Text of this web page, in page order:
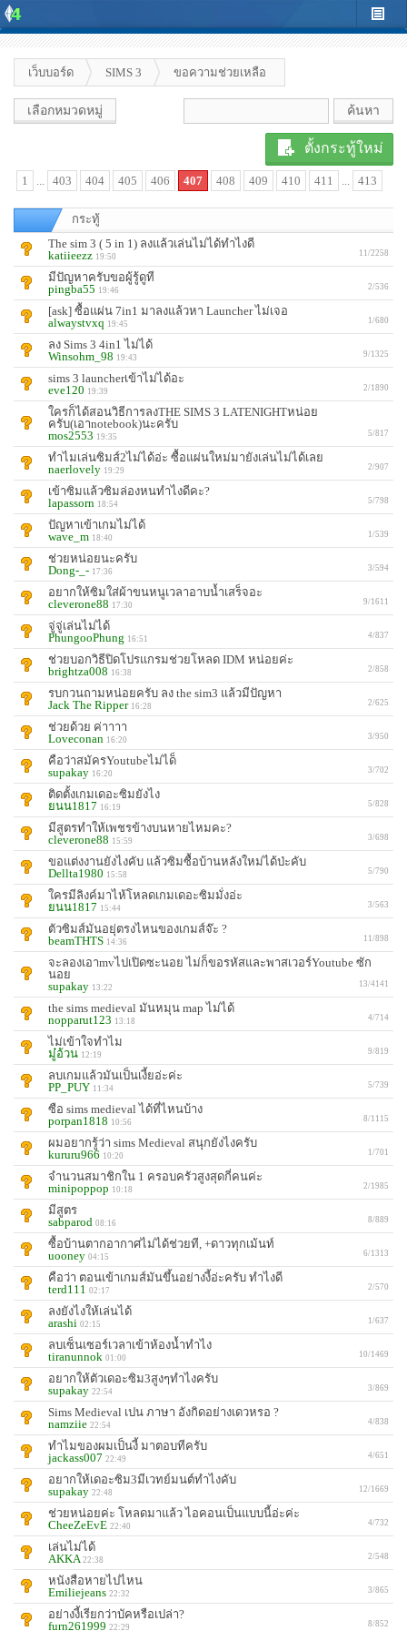
เว็บบอร์ด SIMS 3 ขอความช่วยเหลือ
เลือกหมวดหมู่
ตั้งกระทู้ใหม่
1 403 404 405 406 407 408 409 410 411 413
กระทู้
The sim 3 ( 5 in 1) ลงแล้วเล่นไม่ได้ทำไงดี
katiieezz 19:50 11/2258
มีปัญหาครับขอผู้รู้ดูที
pingba55 19:46 2/536
[ask] ซื้อแผ่น 7in1 มาลงแล้วหา Launcher ไม่เจอ
alwaystvxq 19:45 1/680
ลง Sims 3 4in1 ไม่ได้
Winsohm_98 19:43 9/1325
sims 3 launcherเข้าไม่ได้อะ
eve120 19:39 2/1890
ใครก็ได้สอนวิธีการลงTHE SIMS 3 LATENIGHTหน่อย
ครับ(เอาnotebook)นะครับ
mos2553 19:35 5/817
ทำไมเล่นซิมส์2ไม่ได้อ่ะ ซื้อแผ่นใหม่มายังเล่นไม่ได้เลย
naerlovely 19:29 2/907
เข้าซิมแล้วซิมล่องหนทำไงดีคะ?
lapassorn 18:54 5/798
ปัญหาเข้าเกมไม่ได้
wave_m 18:40 1/539
ช่วยหน่อยนะครับ
Dong-_- 17:36 3/594
อยากให้ซิมใส่ผ้าขนหนูเวลาอาบน้ำเสร็จอะ
cleverone88 17:30 9/1611
จู่จู่เล่นไม่ได้
PhungooPhung 16:51 4/837
ช่วยบอกวิธีปิดโปรแกรมช่วยโหลด IDM หน่อยค่ะ
brightza008 16:38 2/858
รบกวนถามหน่อยครับ ลง the sim3 แล้วมีปัญหา
Jack The Ripper 16:28 2/625
ช่วยด้วย ค่าาาา
Loveconan 16:20 3/950
คือว่าสมัครYoutubeไม่ได็
supakay 16:20 3/702
ติดตั้งเกมเดอะซิมยังไง
ยนน1817 16:19 5/828
มีสูตรทำให้เพชรข้างบนหายไหมคะ?
cleverone88 15:59 3/698
ขอแต่งงานยังไงคับ แล้วซิมซื้อบ้านหลังใหม่ได้ป่ะคับ
Dellta1980 15:58 5/790
ใครมีลิงค์มาไห้โหลดเกมเดอะซิมมั่งอ่ะ
ยนน1817 15:44 3/563
ตัวซิมส์มันอยุ่ตรงไหนของเกมส์จ๊ะ ?
beamTHTS 14:36 11/898
จะลองเอาmvไปเปิดซะนอย ไม่ก็ขอรหัสและพาสเวอร์Youtube ซัก
นอย
supakay 13:22 13/4141
the sims medieval มันหมุน map ไม่ได้
nopparut123 13:18 4/714
ไม่เข้าใจทำไม
มู๋อ้วน 12:19 9/819
ลบเกมแล้วมันเป็นเงี้ยอ่ะค่ะ
PP_PUY 11:34 5/739
ซือ sims medieval ได้ที่ไหนบ้าง
porpan1818 10:56 8/1115
ผมอยากรู้ว่า sims Medieval สนุกยังไงครับ
kururu966 10:20 1/701
จำนวนสมาชิกใน 1 ครอบครัวสูงสุดกี่คนค่ะ
minipoppop 10:18 2/1985
มีสูตร
sabparod 08:16 8/889
ซื้อบ้านตากอากาศไม่ได้ช่วยที, +ดาวทุกเม้นท์
uooney 04:15 6/1313
คือว่า ตอนเข้าเกมส์มันขึ้นอย่างงี้อ่ะครับ ทำไงดี
terd111 02:17 2/570
ลงยังไงให้เล่นได้
arashi 02:15 1/637
ลบเซ็นเซอร์เวลาเข้าห้องน้ำทำไง
tiranunnok 01:00 10/1469
อยากให้ตัวเดอะซิม3สูงๆทําไงครับ
supakay 22:54 3/869
Sims Medieval เปน ภาษา อังกิดอย่างเดวหรอ ?
namziie 22:54 4/838
ทำไมของผมเป็นงี้ มาตอบทีครับ
jackass007 22:49 4/651
อยากให้เดอะซิม3มีเวทย์มนต์ทําไงคับ
supakay 22:48 12/1669
ช่วยหน่อยค่ะ โหลดมาแล้ว ไอคอนเป็นแบบนี้อ่ะค่ะ
CheeZeEvE 22:40 4/732
เล่นไม่ได้
AKKA 22:38 2/548
หนังสือหายไปไหน
Emiliejeans 22:32 3/865
อย่างงี้เรียกว่าบัคหรือเปล่า?
furn261999 22:29 8/852